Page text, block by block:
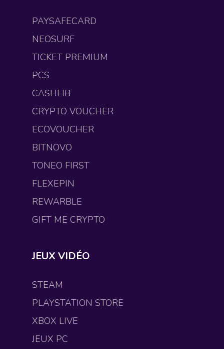
PAYSAFECARD
NEOSURF
TICKET PREMIUM
PCS
CASHLIB
CRYPTO VOUCHER
ECOVOUCHER
BITNOVO
TONEO FIRST
FLEXEPIN
REWARBLE
GIFT ME CRYPTO
JEUX VIDÉO
STEAM
PLAYSTATION STORE
XBOX LIVE
JEUX PC